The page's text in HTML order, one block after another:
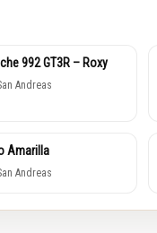
992 GT3R – Roxy
Andreas
Amarilla
Andreas